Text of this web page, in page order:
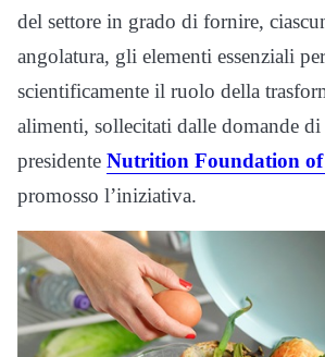
del settore in grado di fornire,
angolatura, gli elementi essenziali
scientificamente il ruolo della
alimenti, sollecitati dalle domande di
presidente Nutrition Foundation
promosso l’iniziativa.